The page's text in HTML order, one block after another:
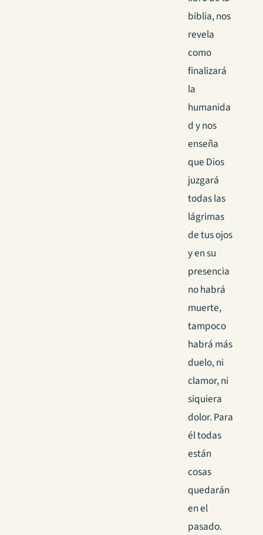
biblia, nos
revela
como
finalizará
la
humanida
d y nos
enseña
que Dios
juzgará
todas las
lágrimas
de tus ojos
y en su
presencia
no habrá
muerte,
tampoco
habrá más
duelo, ni
clamor, ni
siquiera
dolor. Para
él todas
están
cosas
quedarán
en el
pasado.